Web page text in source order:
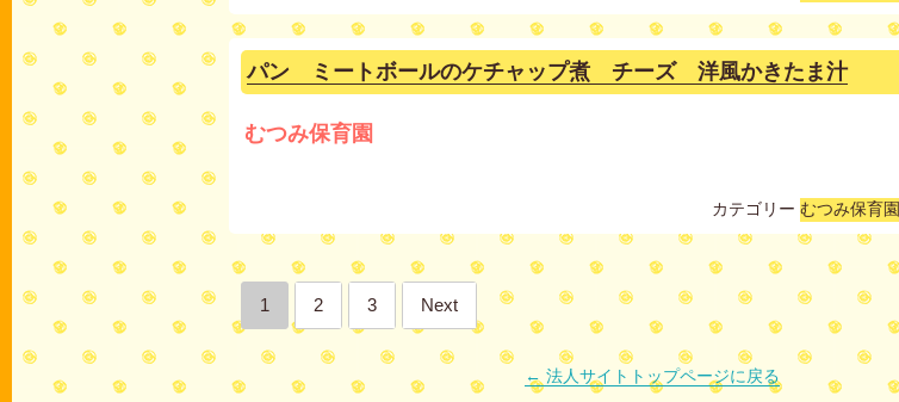
パン ミートボールのケチャップ煮 チーズ 洋風かきたま汁
むつみ保育園
カテゴリー むつみ保育園
1 2 3 Next
← 法人サイトトップページに戻る